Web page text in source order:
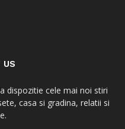
US
dispozitie cele mai noi stiri
casa si gradina, relatii si